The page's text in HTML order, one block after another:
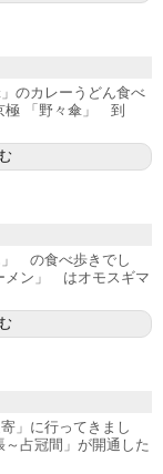
のカレーうどん食べ
極 「野々傘」 到
の食べ歩きでし
メン」 はオモスギマ
」に行ってきまし
占冠間」が開通した